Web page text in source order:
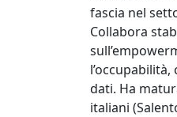
fascia nel
Collabora
dati. Ha
italiani